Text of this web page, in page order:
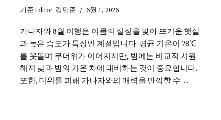
기준Editor. 김민준 6월 1, 2026
가나자와 8월 여행은 여름의 절정을 맞아 뜨거운 햇살
과 높은 습도가 특징인 계절입니다. 평균 기온이 28℃
를 웃돌며 무더위가 이어지지만, 밤에는 비교적 시원
해져 낮과 밤의 기온 차에 대비하는 것이 중요합니다.
또한, 더위를 피해 가나자와의 매력을 만끽할 수…